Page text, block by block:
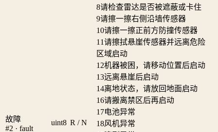
故障
#2 · fault
uint8 R / N
8请检查雷达是否被遮蔽或卡住
9请擦一擦右侧沿墙传感器
10请擦一擦正前方防撞传感器
11请擦拭悬崖传感器并远离危险
区域启动
12机器被困，请移动位置后启动
13远离悬崖后启动
14离地状态，请放回地面启动
16请搬离禁区后再启动
17电池异常
18风机异常